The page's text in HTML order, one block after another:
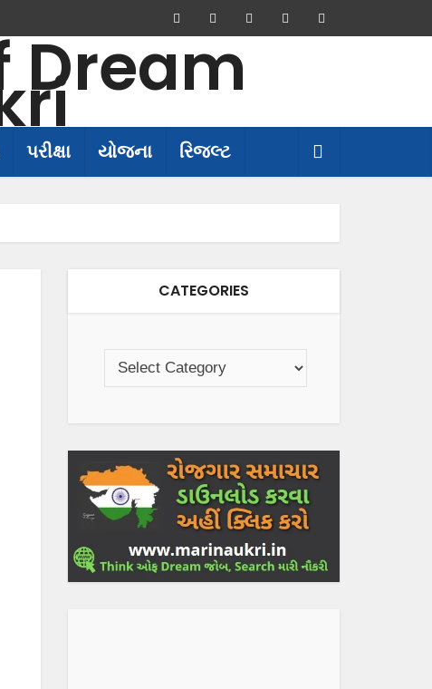
પરીક્ષા યોજના રિજલ્ટ
CATEGORIES